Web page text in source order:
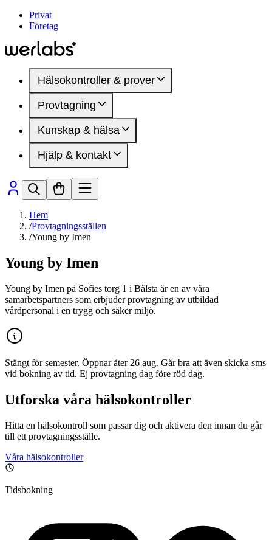
Privat
Företag
Hälsokontroller & prover
Hälsokontroller
Kvinnohälsa
Manlig hälsa
DEXA-undersökning
Mindre blodprov
Hälsomarkörer
Medlemskap
Presentkort
Provtagning
Provtagningsställen
Inför provtagning
Kunskap & hälsa
Artiklar
Hälsoområden
Sjukdomar & besvär
Hälsomarkörer
Hjälp & kontakt
Så fungerar det
Vanliga frågor
Hem
/Provtagningsställen
/Young by Imen
Young by Imen
Young by Imen på Sofies torg 1 i Bålsta är en av våra
samarbetspartners som erbjuder provtagning av utbildad
vårdpersonal i en trygg och säker miljö.
Stängt för semester. Öppnar åter 26 aug. Går bra att även skicka sms
vid bokning av tid. Ej provtagning dag före röd dag.
Utforska våra hälsokontroller
Hitta en hälsokontroll som passar dig och aktivera den innan du går
till ett provtagningsställe.
Våra hälsokontroller
Tidsbokning